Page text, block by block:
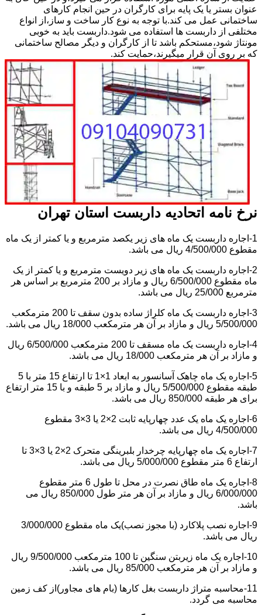
عنوان بستر یا یک پایه برای کارگران در حین انجام کارهای
ساختمانی عمل می کند.با توجه به نوع کار ساخت و ساز،از انواع
مختلفی از داربست ها استفاده می شود.داربست باید به خوبی
مونتاژ شود،مستحکم باشد تا از کارگران و دیگر مصالح ساختمانی
که بر روی آن قرار میگیرند،حمایت کند.
نرخ نامه اتحادیه داربست استان تهران
1-اجاره داربست یک ماه های زیر یکصد مترمربع و یا کمتر از یک ماه
مقطوع 4/500/000 ریال می باشد.
2-اجاره داربست یک ماه های زیر دویست مترمربع و یا کمتر از یک
ماه مقطوع 6/500/000 ریال و مازاد بر 200 مترمربع بر اساس هر
مترمربع 25/000 ریال می باشد.
3-اجاره داربست یک ماه کلراژ ساده بدون سقف تا 200 مترمکعب
5/500/000 ریال و مازاد بر آن هر مترمکعب 18/000 ریال می باشد.
4-اجاره داربست یک ماه مسقف تا 200 مترمکعب 6/500/000 ریال
و مازاد بر آن هر مترمکعب 18/000 ریال می باشد.
5-اجاره یک ماه چاهک آسانسور به ابعاد 1×1 تا ارتفاع 15 متر با 5
طبقه مقطوع 5/500/000 ریال و مازاد بر 5 طبقه و با 15 متر ارتفاع
برای هر طبقه 850/000 ریال می باشد.
6-اجاره یک ماه یک عدد چهارپایه ثابت 2×2 یا 3×3 مقطوع
4/500/000 ریال می باشد.
7-اجاره یک ماه چهارپایه چرخدار بلبرینگی متحرک 2×2 یا 3×3 تا
ارتفاع 6 متر مقطوع 5/000/000 ریال می باشد.
8-اجاره یک ماه طاق نصرت در محل تا طول 6 متر مقطوع
6/000/000 ریال و مازاد بر آن هر متر طول 850/000 ریال می
باشد.
9-اجاره نصب پلاکارد (با مجوز نصب)یک ماه مقطوع 3/000/000
ریال می باشد.
10-اجاره یک ماه زیربتن سنگین تا 100 مترمکعب 9/500/000 ریال
و مازاد بر آن هر مترمکعب 85/000 ریال می باشد.
11-محاسبه متراژ داربست بغل کارها (بام های مجاور)از کف زمین
محاسبه می گردد.